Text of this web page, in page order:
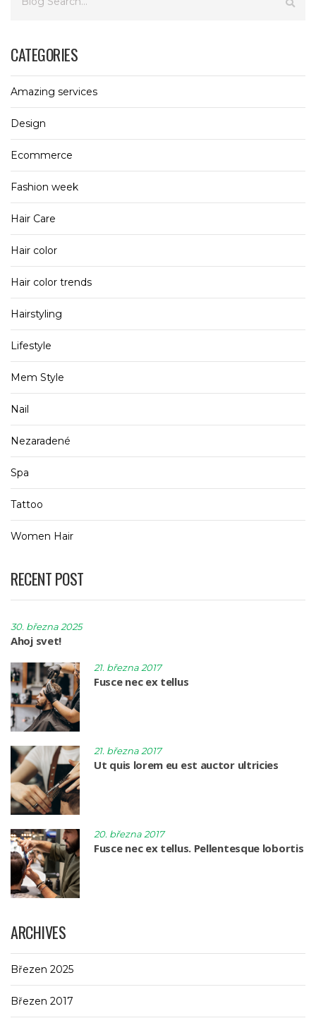
CATEGORIES
Amazing services
Design
Ecommerce
Fashion week
Hair Care
Hair color
Hair color trends
Hairstyling
Lifestyle
Mem Style
Nail
Nezaradené
Spa
Tattoo
Women Hair
RECENT POST
30. března 2025
Ahoj svet!
21. března 2017
Fusce nec ex tellus
21. března 2017
Ut quis lorem eu est auctor ultricies
20. března 2017
Fusce nec ex tellus. Pellentesque lobortis
ARCHIVES
Březen 2025
Březen 2017